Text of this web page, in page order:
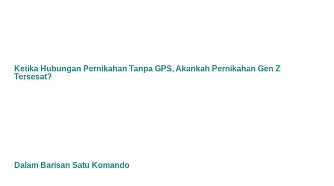
Ketika Hubungan Pernikahan Tanpa GPS, Akankah Pernikahan Gen Z
Tersesat?
Dalam Barisan Satu Komando